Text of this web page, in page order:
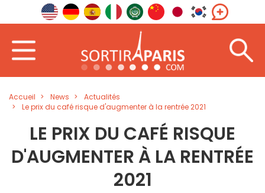
Accueil News
Actualités
Le prix du café risque d'augmenter à la rentrée 2021
LE PRIX DU CAFÉ RISQUE
D'AUGMENTER À LA RENTRÉE
2021